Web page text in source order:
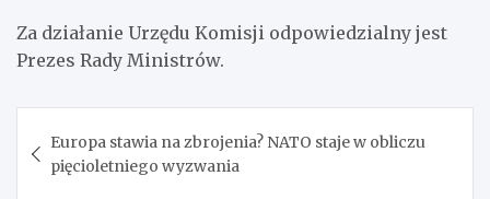
Za działanie Urzędu Komisji odpowiedzialny jest
Prezes Rady Ministrów.
wpisu
Europa stawia na zbrojenia? NATO staje w obliczu
pięcioletniego wyzwania